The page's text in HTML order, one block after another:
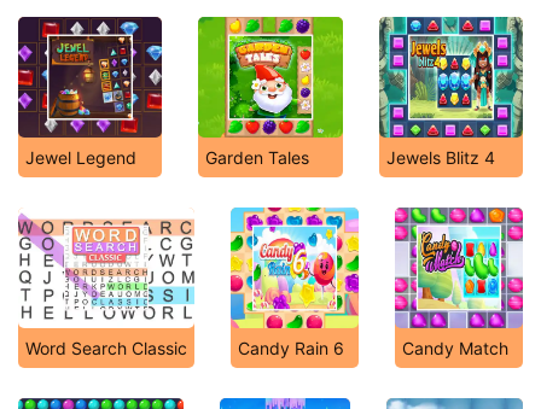
Jewel Legend Garden Tales Jewels Blitz 4
Word Search Classic Candy Rain 6 Candy Match